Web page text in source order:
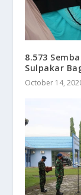
8.573
Sulpakar
October 14,